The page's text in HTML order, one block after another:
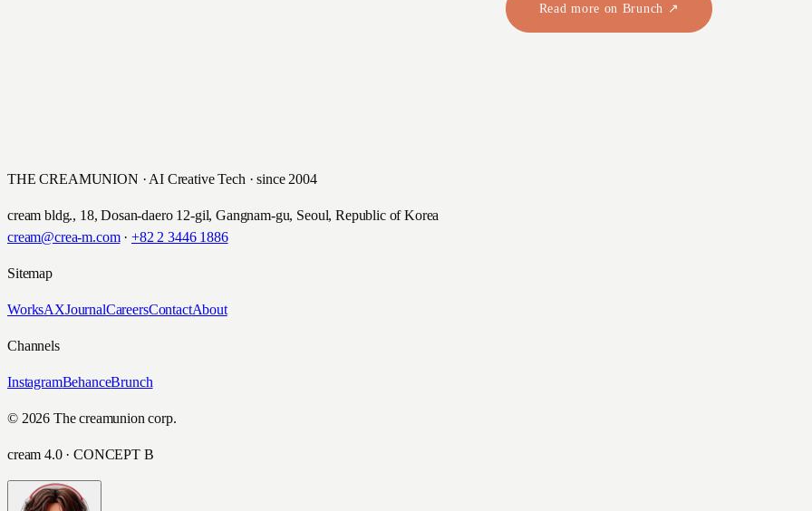
Read more on Brunch ↗
THE CREAMUNION · AI Creative Tech · since 2004
cream bldg., 18, Dosan-daero 12-gil, Gangnam-gu, Seoul, Republic of Korea
cream@crea-m.com· +82 2 3446 1886
Sitemap
WorksAXJournalCareersContactAbout
Channels
InstagramBehanceBrunch
© 2026 The creamunion corp.
cream 4.0 · CONCEPT B